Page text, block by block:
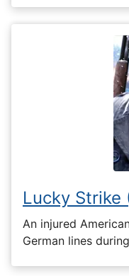
Lucky Strike
An injured
German lines